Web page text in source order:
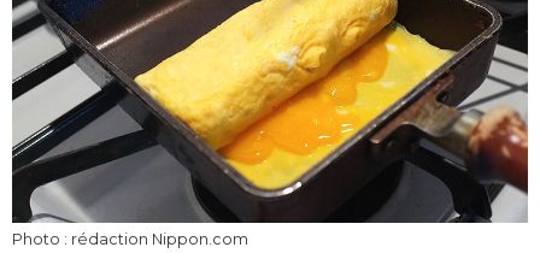
Photo : rédaction Nippon.com